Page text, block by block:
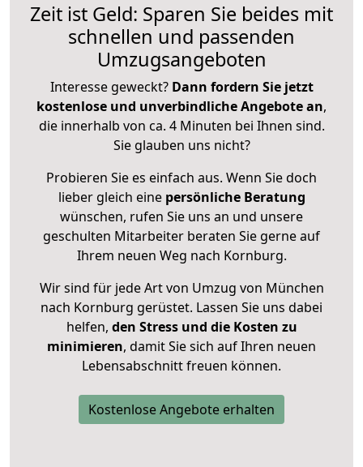
Zeit ist Geld: Sparen Sie beides mit
schnellen und passenden
Umzugsangeboten
Interesse geweckt? Dann fordern Sie jetzt
kostenlose und unverbindliche Angebote an,
die innerhalb von ca. 4 Minuten bei Ihnen sind.
Sie glauben uns nicht?
Probieren Sie es einfach aus. Wenn Sie doch
lieber gleich eine persönliche Beratung
wünschen, rufen Sie uns an und unsere
geschulten Mitarbeiter beraten Sie gerne auf
Ihrem neuen Weg nach Kornburg.
Wir sind für jede Art von Umzug von München
nach Kornburg gerüstet. Lassen Sie uns dabei
helfen, den Stress und die Kosten zu
minimieren, damit Sie sich auf Ihren neuen
Lebensabschnitt freuen können.
Kostenlose Angebote erhalten